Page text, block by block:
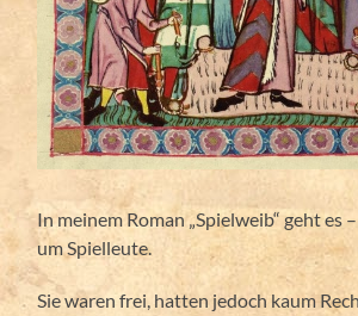
In meinem Roman „Spielweib“ geht es
um Spielleute.
Sie waren frei, hatten jedoch kaum